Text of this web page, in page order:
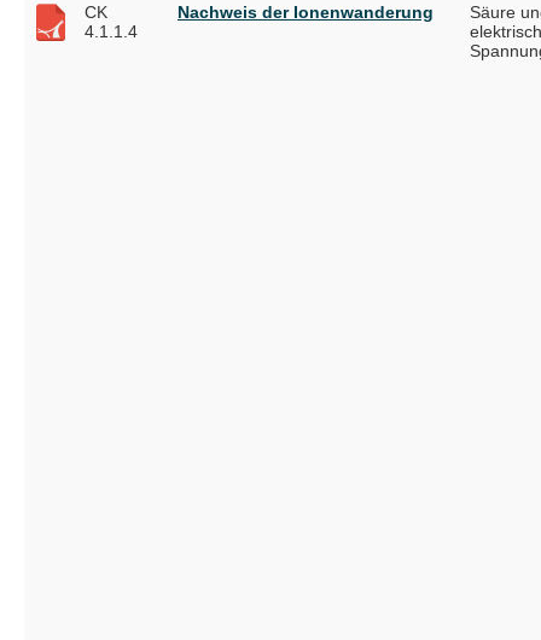
CK
4.1.1.4
Nachweis der Ionenwanderung
Säure